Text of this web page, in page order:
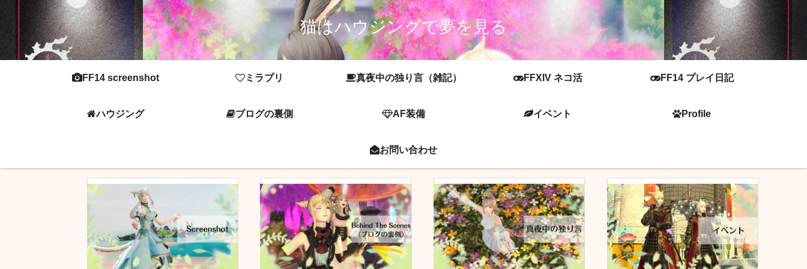
猫はハウジングで夢を見る
FF14 screenshot ミラプリ 真夜中の独り言（雑記） FFXIV ネコ活 FF14 プレイ日記
ハウジング ブログの裏側 AF装備 イベント Profile
お問い合わせ